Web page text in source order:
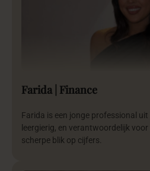
Farida | Finance
Farida is een jonge professional uit
leergierig, en verantwoordelijk
scherpe blik op cijfers.